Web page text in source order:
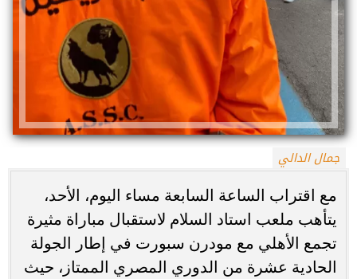
جمال الدالي
مع اقتراب الساعة السابعة مساء اليوم، الأحد،
يتأهب ملعب استاد السلام لاستقبال مباراة مثيرة
تجمع الأهلي مع مودرن سبورت في إطار الجولة
الحادية عشرة من الدوري المصري الممتاز، حيث